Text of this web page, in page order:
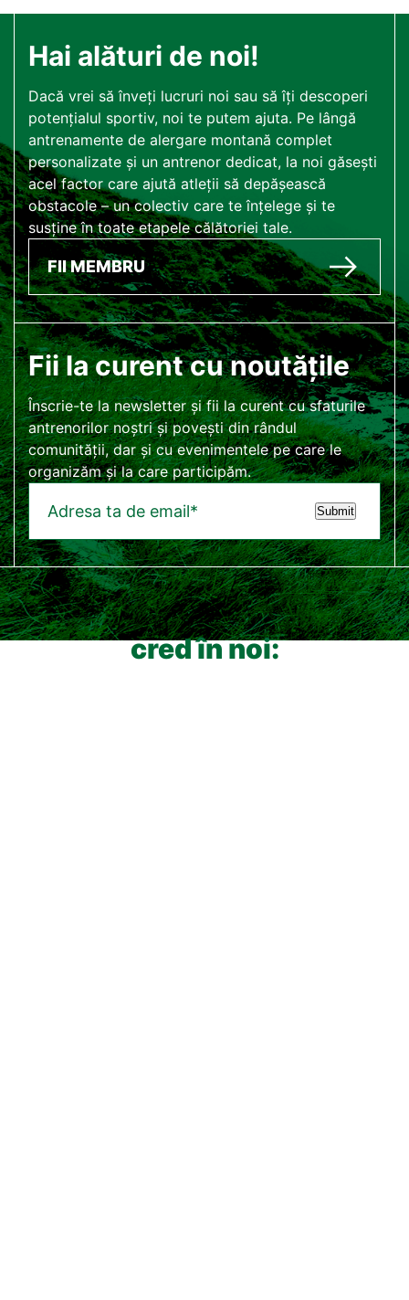
Hai alături de noi!
Dacă vrei să înveți lucruri noi sau să îți descoperi
potențialul sportiv, noi te putem ajuta. Pe lângă
antrenamente de alergare montană complet
personalizate și un antrenor dedicat, la noi găsești
acel factor care ajută atleții să depășească
obstacole – un colectiv care te înțelege și te
susține în toate etapele călătoriei tale.
FII MEMBRU
Fii la curent cu noutățile
Înscrie-te la newsletter și fii la curent cu sfaturile
antrenorilor noștri și povești din rândul
comunității, dar și cu evenimentele pe care le
organizăm și la care participăm.
Submit
cred în noi: